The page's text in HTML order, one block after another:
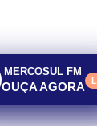
MERCOSUL FM
OUÇA AGORA